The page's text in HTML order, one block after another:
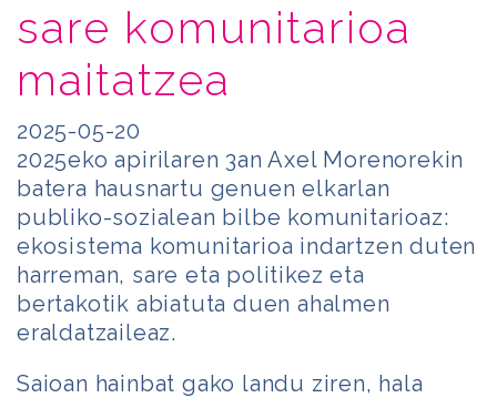
sare komunitarioa
maitatzea
2025-05-20
2025eko apirilaren 3an Axel Morenorekin
batera hausnartu genuen elkarlan
publiko-sozialean bilbe komunitarioaz:
ekosistema komunitarioa indartzen duten
harreman, sare eta politikez eta
bertakotik abiatuta duen ahalmen
eraldatzaileaz.
Saioan hainbat gako landu ziren, hala